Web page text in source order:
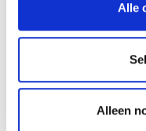
Alle
Alleen
ASSORTIMENT